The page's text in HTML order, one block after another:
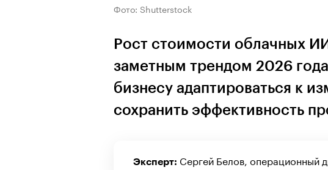
Фото: Shutterstock
Рост стоимости облачных
заметным трендом 2026
бизнесу адаптироваться к
сохранить эффективность
Эксперт: Сергей Белов, операционный